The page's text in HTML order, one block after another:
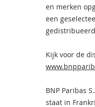
en merken
een
Kijk voor de
BNP Paribas
staat in